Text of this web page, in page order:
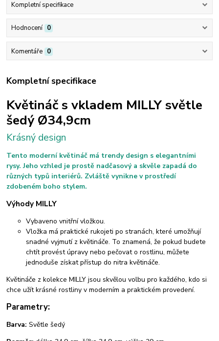
Kompletní specifikace
Hodnocení 0
Komentáře 0
Kompletní specifikace
Květináč s vkladem MILLY světle
šedý Ø34,9cm
Krásný design
Tento moderní květináč má trendy design s elegantními
rysy. Jeho vzhled je prostě nadčasový a skvěle zapadá do
různých typů interiérů. Zvláště vynikne v prostředí
zdobeném boho stylem.
Výhody MILLY
Vybaveno vnitřní vložkou.
Vložka má praktické rukojeti po stranách, které umožňují
snadné vyjmutí z květináče. To znamená, že pokud budete
chtít provést úpravy nebo pečovat o rostlinu, můžete
jednoduše získat přístup do nitra květináče.
Květináče z kolekce MILLY jsou skvělou volbu pro každého, kdo si
chce užít krásné rostliny v moderním a praktickém provedení.
Parametry:
Barva:Světle šedý